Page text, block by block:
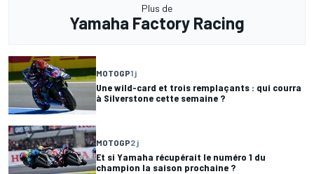
Plus de
Yamaha Factory Racing
MOTOGP1 j
Une wild-card et trois remplaçants : qui courra
à Silverstone cette semaine ?
MOTOGP2 j
Et si Yamaha récupérait le numéro 1 du
champion la saison prochaine ?